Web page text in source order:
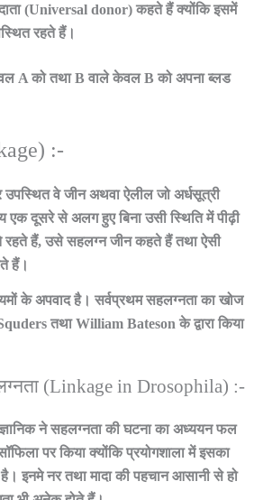
(Universal donor) कहते हैं क्योंकि इसमें
रहते हैं।
A को तथा B वाले केवल B को अपना ब्लड
:-
वे जीन अथवा ऐलील जो अर्धसूत्री
एक दूसरे से अलग हुए बिना उसी स्थिति में पीढ़ी
रहते हैं, उसे सहलग्न जीन कहते हैं तथा ऐसी
हैं।
के अपवाद है। सर्वप्रथम सहलग्नता का खोज
तथा William Bateson के द्वारा किया
(Linkage in Drosophila) :-
ने सहलग्नता की घटना का अध्ययन फल
पर किया क्योंकि प्रयोगशाला में इसका
इनमे नर तथा मादा की पहचान आसानी से हो